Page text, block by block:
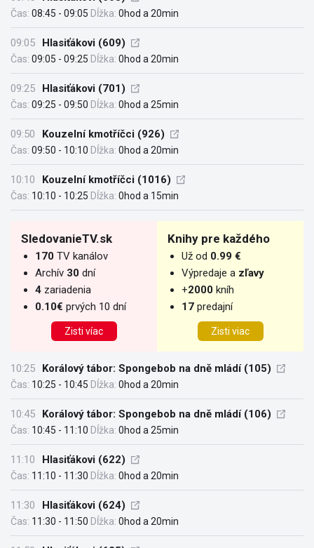
Čas: 08:45 - 09:05 Dĺžka: 0hod a 20min
09:05 Hlasiťákovi (609)
Čas: 09:05 - 09:25 Dĺžka: 0hod a 20min
09:25 Hlasiťákovi (701)
Čas: 09:25 - 09:50 Dĺžka: 0hod a 25min
09:50 Kouzelní kmotříčci (926)
Čas: 09:50 - 10:10 Dĺžka: 0hod a 20min
10:10 Kouzelní kmotříčci (1016)
Čas: 10:10 - 10:25 Dĺžka: 0hod a 15min
SledovanieTV.sk
170 TV kanálov
Archív 30 dní
4 zariadenia
0.10€ prvých 10 dní
Zisti víac
Knihy pre každého
Už od 0.99 €
Výpredaje a zľavy
+2000 kníh
17 predajní
Zisti viac
10:25 Korálový tábor: Spongebob na dně mládí (105)
Čas: 10:25 - 10:45 Dĺžka: 0hod a 20min
10:45 Korálový tábor: Spongebob na dně mládí (106)
Čas: 10:45 - 11:10 Dĺžka: 0hod a 25min
11:10 Hlasiťákovi (622)
Čas: 11:10 - 11:30 Dĺžka: 0hod a 20min
11:30 Hlasiťákovi (624)
Čas: 11:30 - 11:50 Dĺžka: 0hod a 20min